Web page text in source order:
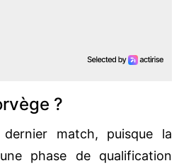
?
match, puisque la
phase de qualification